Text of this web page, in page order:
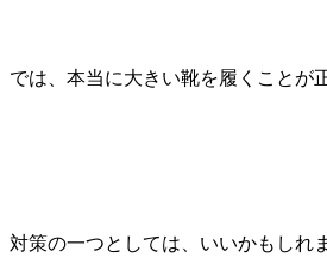
では、本当に大きい靴を履くことが
対策の一つとしては、いいかもしれ